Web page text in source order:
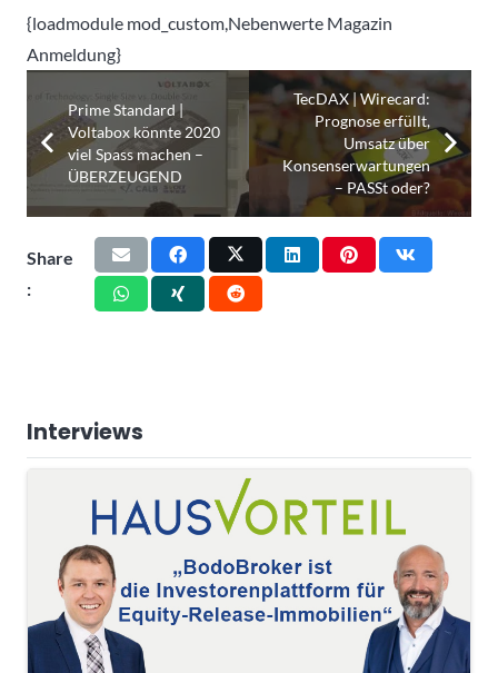
{loadmodule mod_custom,Nebenwerte Magazin
Anmeldung}
Prime Standard |
Voltabox könnte 2020
viel Spass machen –
ÜBERZEUGEND
TecDAX | Wirecard:
Prognose erfüllt,
Umsatz über
Konsenserwartungen
– PASSt oder?
Share
:
Interviews